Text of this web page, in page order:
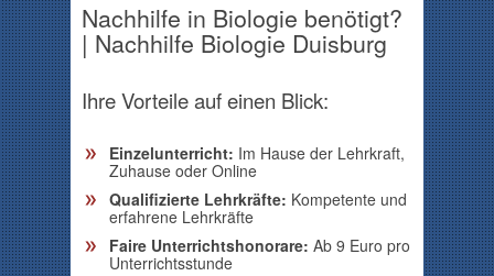
Nachhilfe in Biologie benötigt?
| Nachhilfe Biologie Duisburg
Ihre Vorteile auf einen Blick:
Einzelunterricht: Im Hause der Lehrkraft,
Zuhause oder Online
Qualifizierte Lehrkräfte: Kompetente und
erfahrene Lehrkräfte
Faire Unterrichtshonorare: Ab 9 Euro pro
Unterrichtsstunde